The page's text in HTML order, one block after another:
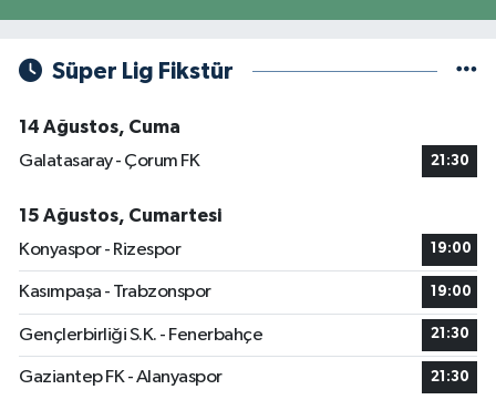
Süper Lig Fikstür
14 Ağustos, Cuma
Galatasaray - Çorum FK
21:30
15 Ağustos, Cumartesi
Konyaspor - Rizespor
19:00
Kasımpaşa - Trabzonspor 19:00
Gençlerbirliği S.K. - Fenerbahçe 21:30
Gaziantep FK - Alanyaspor 21:30